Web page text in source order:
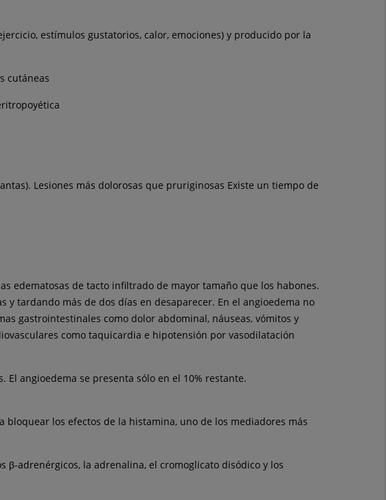
estímulos gustatorios, calor, emociones) y producido por la
cutáneas
Lesiones más dolorosas que pruriginosas Existe un tiempo de
edematosas de tacto infiltrado de mayor tamaño que los habones.
tardando más de dos días en desaparecer. En el angioedema no
gastrointestinales como dolor abdominal, náuseas, vómitos y
como taquicardia e hipotensión por vasodilatación
El angioedema se presenta sólo en el 10% restante.
los efectos de la histamina, uno de los mediadores más
β-adrenérgicos, la adrenalina, el cromoglicato disódico y los